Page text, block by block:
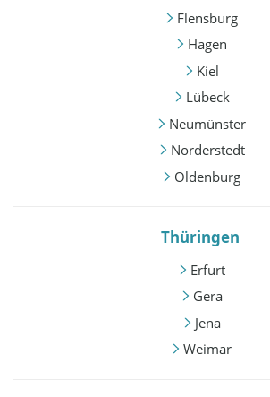
Flensburg
Hagen
Kiel
Lübeck
Neumünster
Norderstedt
Oldenburg
Thüringen
Erfurt
Gera
Jena
Weimar